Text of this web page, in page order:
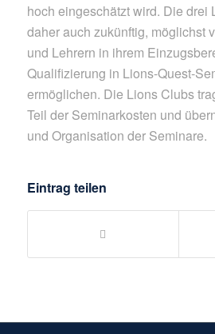
hoch eingeschätzt wird. Die drei
daher auch zukünftig, möglichst
und Lehrern in ihrem
Qualifizierung in Lions-Quest-
ermöglichen. Die Lions Clubs
Teil der Seminarkosten und
und Organisation der Seminare.
Eintrag teilen